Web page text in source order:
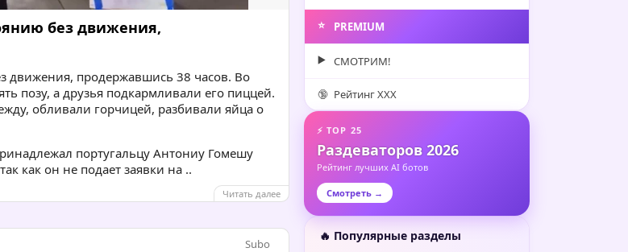
без движения,
движения, продержавшись 38 часов. Во
позу, а друзья подкармливали его пиццей.
обливали горчицей, разбивали яйца о
португальцу Антониу Гомешу
как он не подает заявки на ..
Читать далее
Subo
⭐️ PREMIUM
▶️ СМОТРИМ!
🔞 Рейтинг XXX
⚡ TOP 25
Раздеваторов 2026
Рейтинг лучших AI ботов
Смотреть →
🔥 Популярные разделы